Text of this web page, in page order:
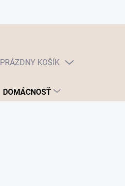
NÁKUPNÝ
PRÁZDNY KOŠÍK
DOMÁCNOSŤ